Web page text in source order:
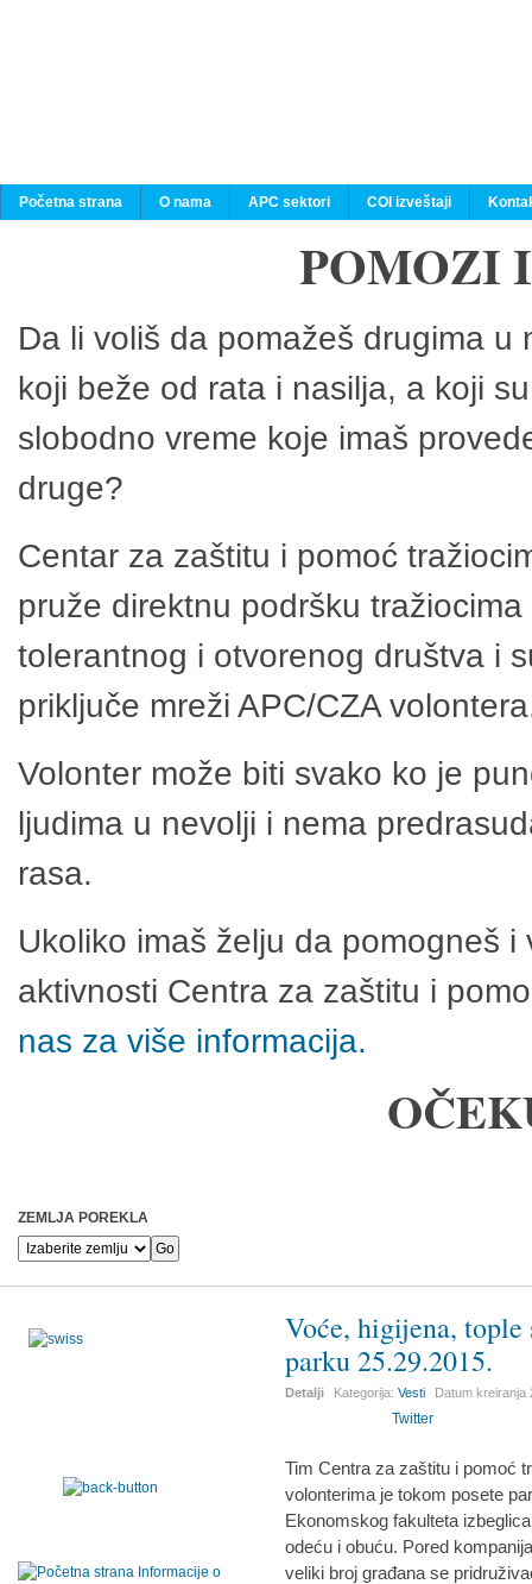
Početna strana O nama APC sektori COI izveštaji
POMOZI
Da li voliš da pomažeš drugima
koji beže od rata i nasilja, a koji
slobodno vreme koje imaš
druge?
Centar za zaštitu i pomoć
pruže direktnu podršku
tolerantnog i otvorenog društva i
priključe mreži APC/CZA
Volonter može biti svako ko je
ljudima u nevolji i nema
rasa.
Ukoliko imaš želju da pomogneš
aktivnosti Centra za zaštitu i
nas za više informacija.
ZEMLJA POREKLA
Voće, higijena,
parku 25.29.2015.
Detalji Kategorija:Vesti Datum kreiranja
Twitter
Tim Centra za zaštitu i pomoć
volonterima je tokom posete
Ekonomskog fakulteta
odeću i obuću. Pored
veliki broj građana se